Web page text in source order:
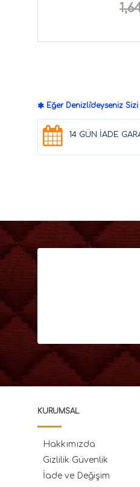
Eğer Denizli'deyseniz
14 GÜN İADE
KURUMSAL
Hakkımızda
Gizlilik Güvenlik
İade ve Değişim